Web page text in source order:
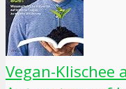
Vegan-Klischee